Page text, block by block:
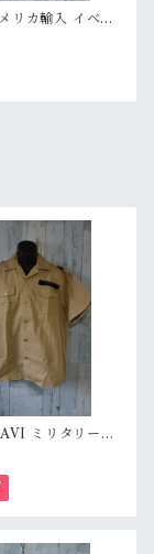
リカ輸入 イベン
ト Rel
ンズ L ホワイト
ミリタリー風
（身幅63cm）
タン 80s ロック
ーバーサイズ Ra